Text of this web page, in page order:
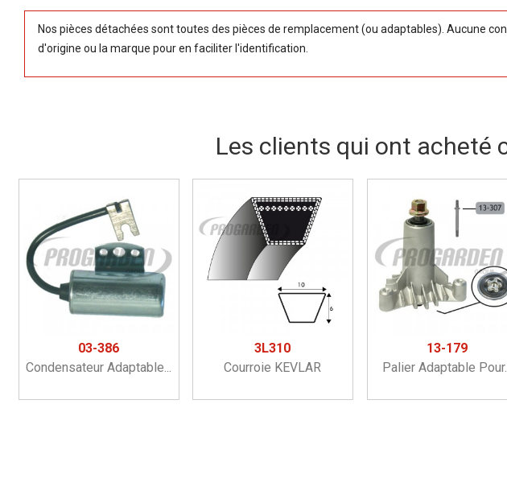
Nos pièces détachées sont toutes des pièces de remplacement (ou adaptables). Aucune
d'origine ou la marque pour en faciliter l'identification.
Les clients qui ont acheté
03-386
Condensateur Adaptable...
3L310
Courroie KEVLAR
13-179
Palier Adaptable Pour...